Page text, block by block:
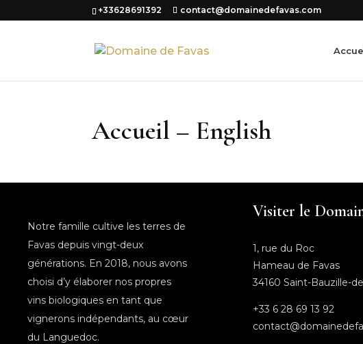
+33628691392 contact@domainedefavas.com
Accueil – English
Notre famille cultive les terres de
Favas depuis vingt-deux
générations. En 2018, nous avons
choisi d’y élaborer nos propres
vins biologiques en tant que
vignerons indépendants, au cœur
du Languedoc.
Visiter le
1, rue du Roc
Hameau de Favas
34160 Saint-Bauzille-
+33 6 28 69 13 92